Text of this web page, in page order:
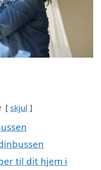
skjul
til dit hjem i